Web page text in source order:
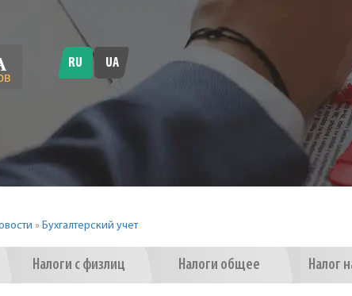
RU UA
» Бухгалтерский учет
Налоги с физлиц Налоги общее Налог